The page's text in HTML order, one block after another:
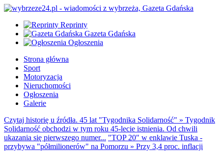
Reprinty
Gazeta Gdańska
Ogłoszenia
Strona główna
Sport
Motoryzacja
Nieruchomości
Ogłoszenia
Galerie
Czytaj historię u źródła. 45 lat "Tygodnika Solidarność" » Tygodnik
Solidarność obchodzi w tym roku 45-lecie istnienia. Od chwili
ukazania się pierwszego numer... "TOP 20" w enklawie Tuska -
przybywa "półmilionerów" na Pomorzu » Przy 3,4 proc. inflacji